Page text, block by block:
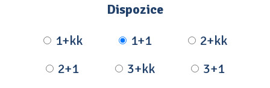
Dispozice
1+kk
1+1
2+kk
2+1
3+kk
3+1